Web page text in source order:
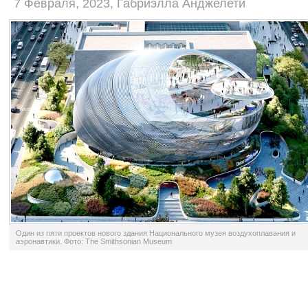
7 Февраля, 2023, Габриэлла Анджелети
Один из пяти проектов нового здания Национального музея воздухоплавания и
аэронавтики. Фото: The Smithsonian Museum